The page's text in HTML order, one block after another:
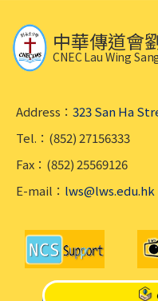
中華傳道會
CNEC Lau Wing
Address： 323 San Ha
Tel.：(852) 27156333
Fax：(852) 25569126
E-mail： lws@lws.edu.hk